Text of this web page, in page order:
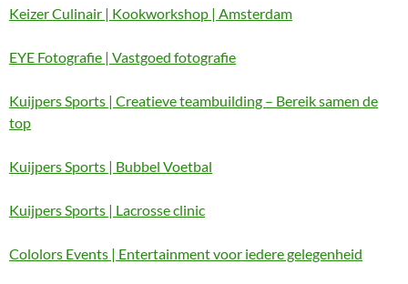
Keizer Culinair | Kookworkshop | Amsterdam
EYE Fotografie | Vastgoed fotografie
Kuijpers Sports | Creatieve teambuilding – Bereik samen de
top
Kuijpers Sports | Bubbel Voetbal
Kuijpers Sports | Lacrosse clinic
Cololors Events | Entertainment voor iedere gelegenheid